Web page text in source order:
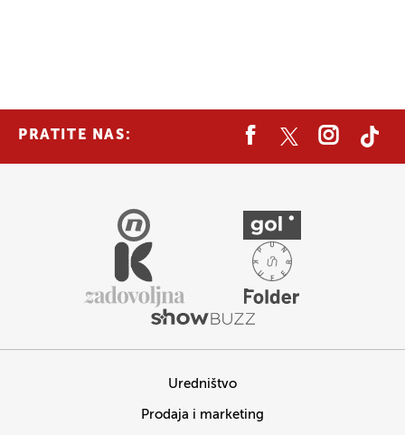
PRATITE NAS:
Uredništvo
Prodaja i marketing